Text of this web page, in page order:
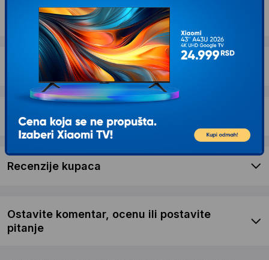
Opis proizvoda HUAWEI Watch GT5 41 mm
Milanese Gold
Dostava i povrat
Garancija
Recenzije kupaca
Ostavite komentar, ocenu ili postavite
pitanje